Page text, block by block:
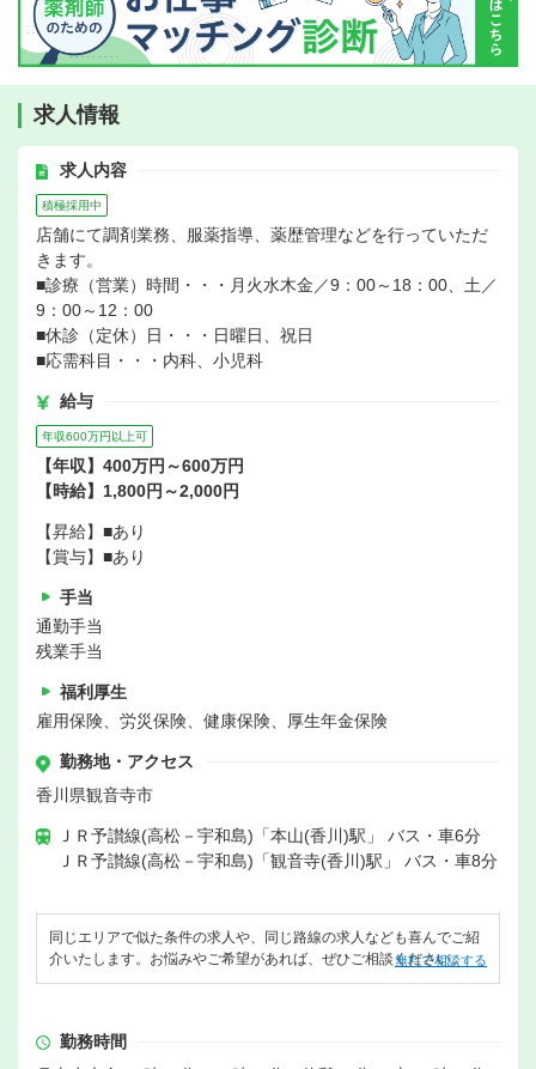
求人情報
求人内容
積極採用中
店舗にて調剤業務、服薬指導、薬歴管理などを行っていただ
きます。
■診療（営業）時間・・・月火水木金／9：00～18：00、土／
9：00～12：00
■休診（定休）日・・・日曜日、祝日
■応需科目・・・内科、小児科
給与
年収600万円以上可
【年収】400万円～600万円
【時給】1,800円～2,000円
【昇給】■あり
【賞与】■あり
手当
通勤手当
残業手当
福利厚生
雇用保険、労災保険、健康保険、厚生年金保険
勤務地・アクセス
香川県観音寺市
ＪＲ予讃線(高松－宇和島)「本山(香川)駅」 バス・車6分
ＪＲ予讃線(高松－宇和島)「観音寺(香川)駅」 バス・車8分
同じエリアで似た条件の求人や、同じ路線の求人なども喜んでご紹
介いたします。お悩みやご希望があれば、ぜひご相談ください。
無料で相談する
勤務時間